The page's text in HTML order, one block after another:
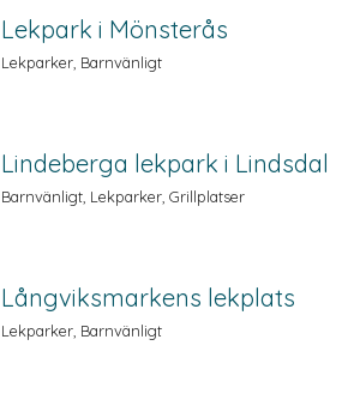
Lekpark i Mönsterås
Lekparker, Barnvänligt
Lindeberga lekpark i Lindsdal
Barnvänligt, Lekparker, Grillplatser
Långviksmarkens lekplats
Lekparker, Barnvänligt